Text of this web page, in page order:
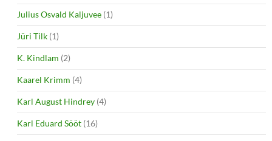
Julius Osvald Kaljuvee (1)
Jüri Tilk (1)
K. Kindlam (2)
Kaarel Krimm (4)
Karl August Hindrey (4)
Karl Eduard Sööt (16)